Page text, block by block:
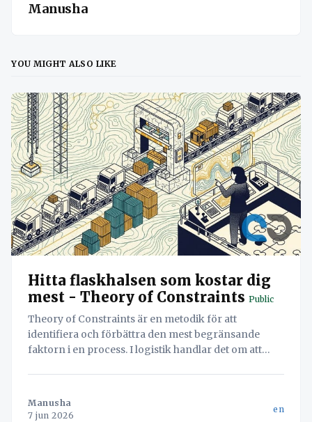
Manusha
YOU MIGHT ALSO LIKE
Hitta flaskhalsen som kostar dig
mest - Theory of Constraints Public
Theory of Constraints är en metodik för att
identifiera och förbättra den mest begränsande
faktorn i en process. I logistik handlar det om att
Manusha
7 jun 2026
en